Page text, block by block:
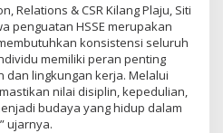
Relations & CSR Kilang Plaju, Siti
penguatan HSSE merupakan
konsistensi seluruh
memiliki peran penting
dan lingkungan kerja. Melalui
nilai disiplin, kepedulian,
budaya yang hidup dalam
ujarnya.